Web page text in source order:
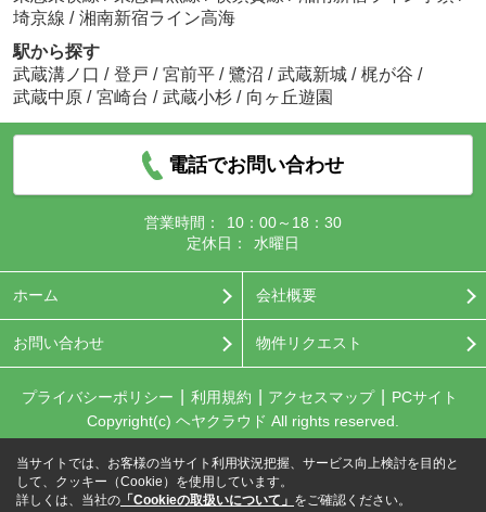
埼京線 / 湘南新宿ライン高海
駅から探す
武蔵溝ノ口 / 登戸 / 宮前平 / 鷺沼 / 武蔵新城 / 梶が谷 /
武蔵中原 / 宮崎台 / 武蔵小杉 / 向ヶ丘遊園
電話でお問い合わせ
営業時間：
10：00～18：30
定休日：
水曜日
ホーム 会社概要
お問い合わせ 物件リクエスト
プライバシーポリシー 利用規約 アクセスマップ
PCサイト
Copyright(c) ヘヤクラウド All rights reserved.
当サイトでは、お客様の当サイト利用状況把握、サービス向上検討を目的と
して、クッキー（Cookie）を使用しています。
詳しくは、当社の 「Cookieの取扱いについて」 をご確認ください。